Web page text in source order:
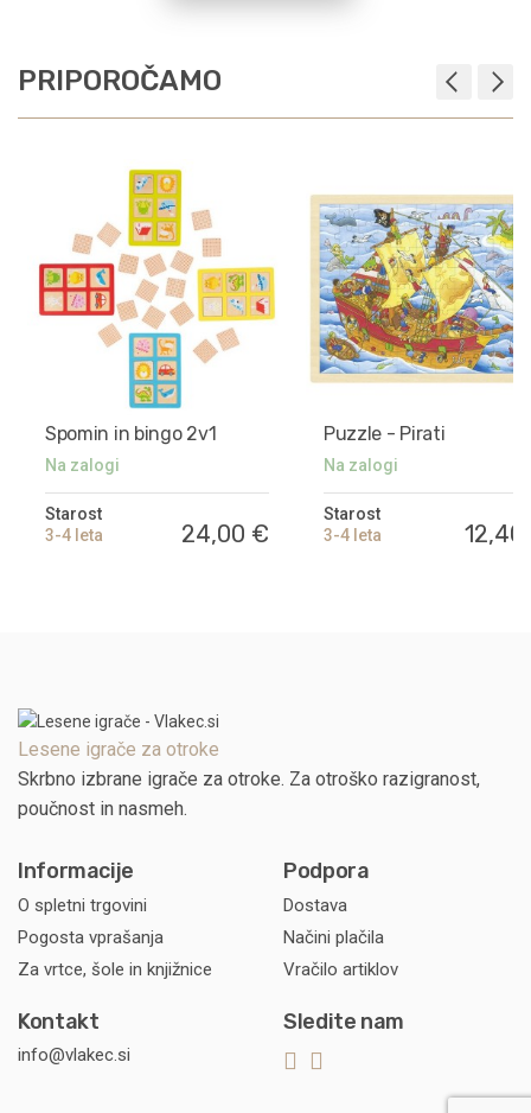
PRIPOROČAMO
Spomin in bingo 2v1
Na zalogi
Starost
3-4 leta
24,00 €
Puzzle - Pirati
Na zalogi
Starost
3-4 leta
Lesene igrače za otroke
Skrbno izbrane igrače za otroke. Za otroško razigranost,
poučnost in nasmeh.
Informacije
O spletni trgovini
Pogosta vprašanja
Za vrtce, šole in knjižnice
Podpora
Dostava
Načini plačila
Vračilo artiklov
Kontakt
info@vlakec.si
Sledite nam